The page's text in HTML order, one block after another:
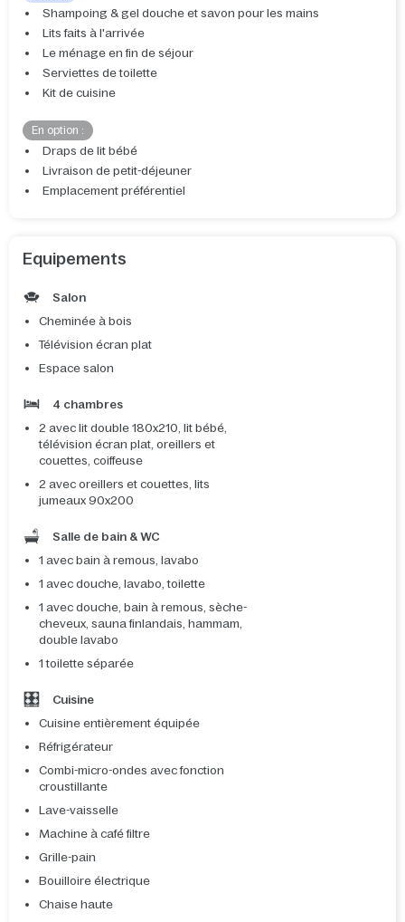
Shampoing & gel douche et savon pour les mains
Lits faits à l'arrivée
Le ménage en fin de séjour
Serviettes de toilette
Kit de cuisine
En option :
Draps de lit bébé
Livraison de petit-déjeuner
Emplacement préférentiel
Equipements
Salon
Cheminée à bois
Télévision écran plat
Espace salon
4 chambres
2 avec lit double 180x210, lit bébé,
télévision écran plat, oreillers et
couettes, coiffeuse
2 avec oreillers et couettes, lits
jumeaux 90x200
Salle de bain & WC
1 avec bain à remous, lavabo
1 avec douche, lavabo, toilette
1 avec douche, bain à remous, sèche-
cheveux, sauna finlandais, hammam,
double lavabo
1 toilette séparée
Cuisine
Cuisine entièrement équipée
Réfrigérateur
Combi-micro-ondes avec fonction
croustillante
Lave-vaisselle
Machine à café filtre
Grille-pain
Bouilloire électrique
Chaise haute